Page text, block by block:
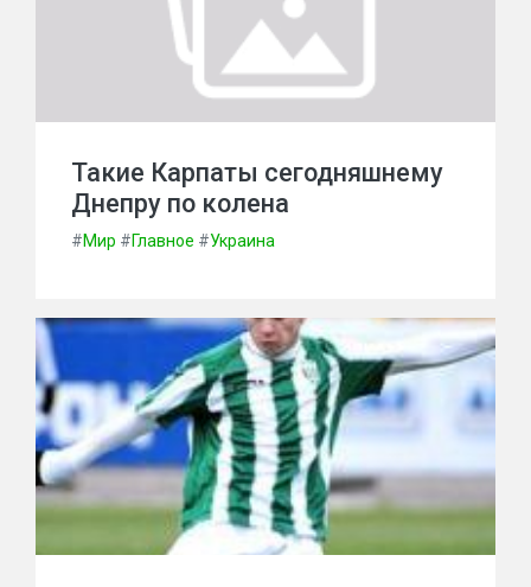
Такие Карпаты сегодняшнему
Днепру по колена
#Мир #Главное #Украина